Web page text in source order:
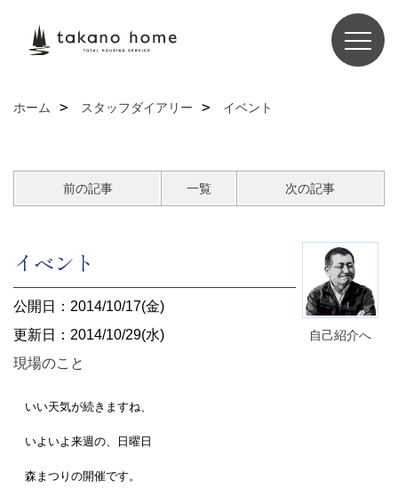
ホーム スタッフダイアリー イベント
前の記事 一覧 次の記事
自己紹介へ
イベント
公開日：2014/10/17(金)
更新日：2014/10/29(水)
現場のこと
いい天気が続きますね、
いよいよ来週の、日曜日
森まつりの開催です。